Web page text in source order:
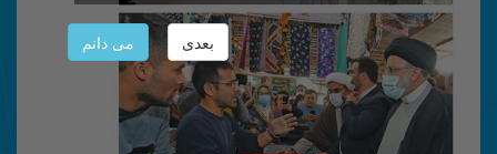
بعدی می دانم